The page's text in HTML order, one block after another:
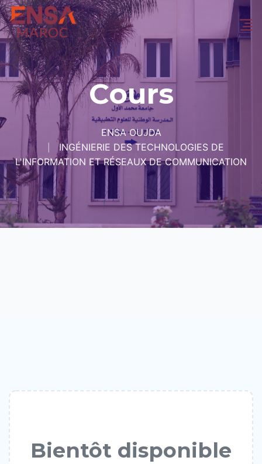
Cours
ENSA OUJDA
INGÉNIERIE DES TECHNOLOGIES DE
L'INFORMATION ET RÉSEAUX DE COMMUNICATION
Bientôt disponible